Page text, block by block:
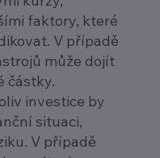
faktory, které
V případě
může dojít
částky.
investice by
situaci,
V případě